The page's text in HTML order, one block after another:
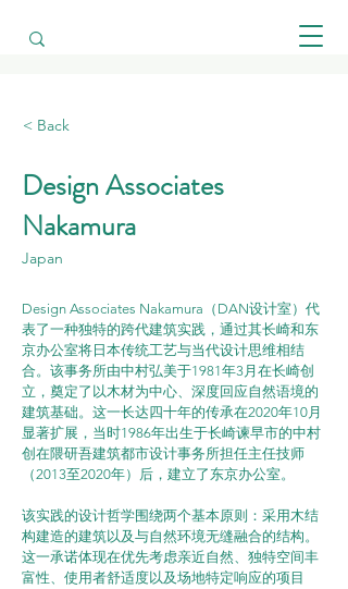
< Back
Design Associates
Nakamura
Japan
Design Associates Nakamura（DAN设计室）代
表了一种独特的跨代建筑实践，通过其长崎和东
京办公室将日本传统工艺与当代设计思维相结
合。该事务所由中村弘美于1981年3月在长崎创
立，奠定了以木材为中心、深度回应自然语境的
建筑基础。这一长达四十年的传承在2020年10月
显著扩展，当时1986年出生于长崎谏早市的中村
创在隈研吾建筑都市设计事务所担任主任技师
（2013至2020年）后，建立了东京办公室。
该实践的设计哲学围绕两个基本原则：采用木结
构建造的建筑以及与自然环境无缝融合的结构。
这一承诺体现在优先考虑亲近自然、独特空间丰
富性、使用者舒适度以及场地特定响应的项目